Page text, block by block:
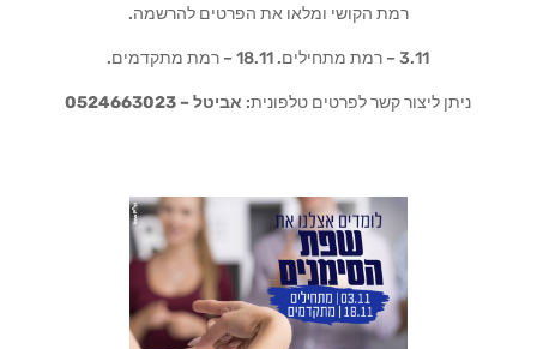
רמת הקושי ומלאו את הפרטים להרשמה.
3.11 – רמת מתחילים. 18.11 – רמת מתקדמים.
ניתן ליצור קשר לפרטים טלפונית: אביטל – 0524663023